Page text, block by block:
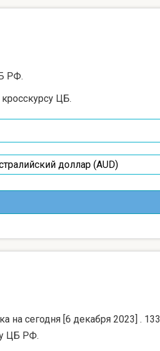
РФ.
ЦБ.
на сегодня [6 декабря 2023] . 133
ЦБ РФ.